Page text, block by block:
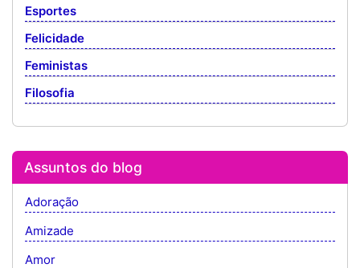
Esportes
Felicidade
Feministas
Filosofia
Assuntos do blog
Adoração
Amizade
Amor